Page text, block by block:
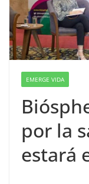
EMERGE VIDA
por la
estará